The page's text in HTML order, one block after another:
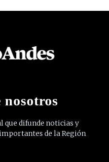
nosotros
que difunde noticias y
de la Región